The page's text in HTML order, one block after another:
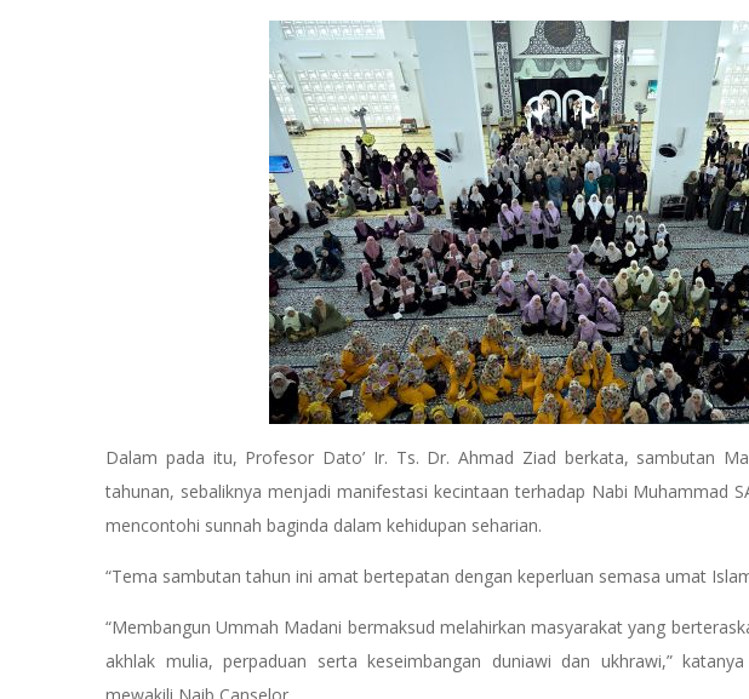
Dalam pada itu, Profesor Dato’ Ir. Ts. Dr. Ahmad Ziad berkata, sambutan
tahunan, sebaliknya menjadi manifestasi kecintaan terhadap Nabi Muhammad
mencontohi sunnah baginda dalam kehidupan seharian.
“Tema sambutan tahun ini amat bertepatan dengan keperluan semasa umat
“Membangun Ummah Madani bermaksud melahirkan masyarakat yang
akhlak mulia, perpaduan serta keseimbangan duniawi dan ukhrawi,”